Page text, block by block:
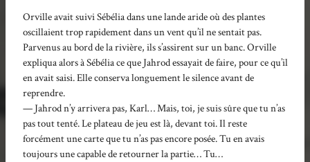
Orville avait suivi Sébélia dans une lande aride où des plantes
oscillaient trop rapidement dans un vent qu’il ne sentait pas.
Parvenus au bord de la rivière, ils s’assirent sur un banc. Orville
expliqua alors à Sébélia ce que Jahrod essayait de faire, pour ce qu’il
en avait saisi. Elle conserva longuement le silence avant de
reprendre.
— Jahrod n’y arrivera pas, Karl… Mais, toi, je suis sûre que tu n’as
pas tout tenté. Le plateau de jeu est là, devant toi. Il reste
forcément une carte que tu n’as pas encore posée. Tu en avais
toujours une capable de retourner la partie… Tu…